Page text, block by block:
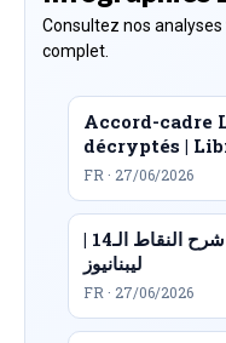
Consultez nos
complet.
Accord-cadre
décryptés |
FR · 27/06/2026
الاتفاق الإطار بين لبنان وإسرائيل: شرح النقاط الـ14 |
ليبنانيوز
FR · 27/06/2026